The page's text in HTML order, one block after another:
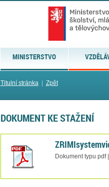
MINISTERSTVO
Titulní stránka| Zpět
DOKUMENT KE STAŽENÍ
Dokument typu pdf